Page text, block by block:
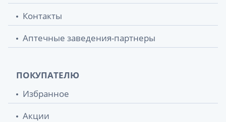
Контакты
Аптечные заведения-партнеры
ПОКУПАТЕЛЮ
Избранное
Акции